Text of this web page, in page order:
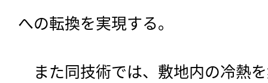
への転換を実現する。
また同技術では、敷地内の冷熱